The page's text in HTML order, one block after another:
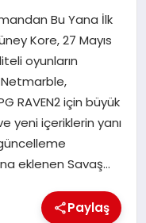
Bu Yana İlk
Kore, 27 Mayıs
oyunların
Netmarble,
RAVEN2 için büyük
yeni içeriklerin yanı
eklenen Savaş…
Paylaş